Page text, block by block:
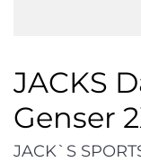
JACKS
Genser
JACK`S